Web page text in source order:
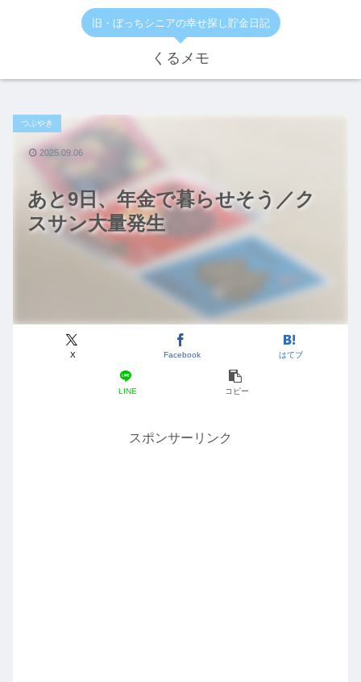
旧・ぼっちシニアの幸せ探し貯金日記
くるメモ
あと9日、年金で暮らせそう／ク
スサン大量発生
つぶやき
X Facebook はてブ
LINE コピー
2025.09.06
スポンサーリンク